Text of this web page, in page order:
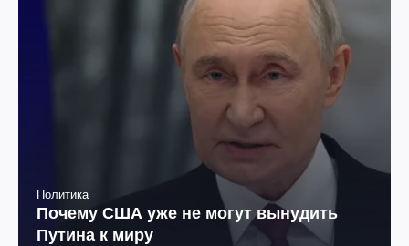
Политика
Почему США уже не могут вынудить
Путина к миру